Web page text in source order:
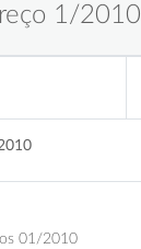
1/2010
01/2010